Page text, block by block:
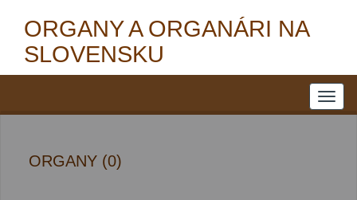
ORGANY A ORGANÁRI NA
SLOVENSKU
ORGANY (0)